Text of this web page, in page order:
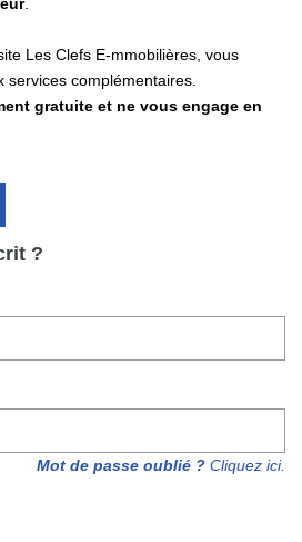
Notre Équipe
Actualités
Les Clefs E-mmobilières, vous
complémentaires.
gratuite et ne vous engage en
?
Mot de passe oublié ? Cliquez ici.